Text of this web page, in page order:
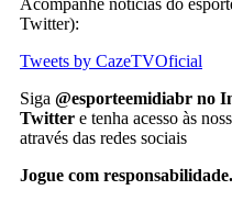
Twitter):
Tweets by CazeTVOficial
Siga @esporteemidiabr no
Twitter e tenha acesso às
através das redes sociais
Jogue com